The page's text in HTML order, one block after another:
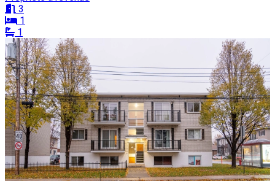
3
1
1